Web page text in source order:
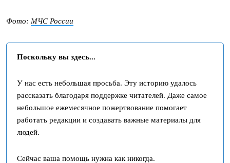
Фото: МЧС России
Поскольку вы здесь...
У нас есть небольшая просьба. Эту историю удалось
рассказать благодаря поддержке читателей. Даже самое
небольшое ежемесячное пожертвование помогает
работать редакции и создавать важные материалы для
людей.
Сейчас ваша помощь нужна как никогда.